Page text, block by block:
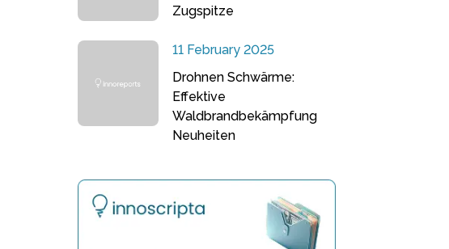
Zugspitze
11 February 2025
Drohnen Schwärme:
Effektive
Waldbrandbekämpfung
Neuheiten